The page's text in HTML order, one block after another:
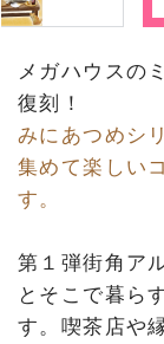
メガハウスの
復刻！
みにあつめシ
集めて楽しい
す。
第１弾街角ア
とそこで暮ら
す。喫茶店や